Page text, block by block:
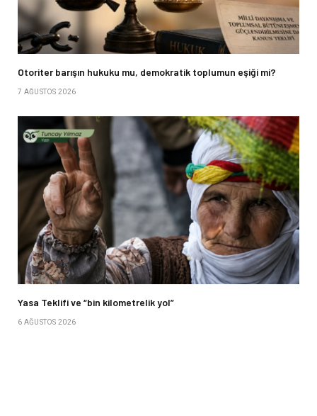
Otoriter barışın hukuku mu, demokratik toplumun eşiği mi?
7 AĞUSTOS 2026
Yasa Teklifi ve “bin kilometrelik yol”
6 AĞUSTOS 2026